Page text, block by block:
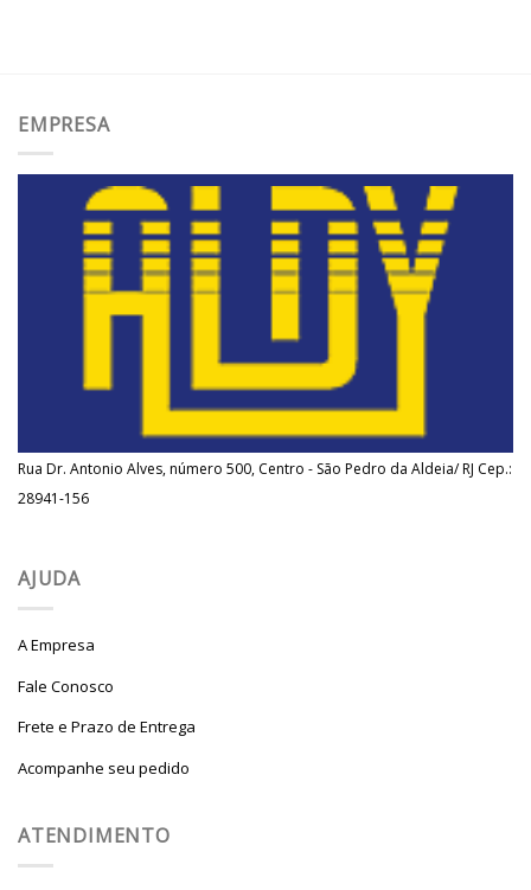
EMPRESA
Rua Dr. Antonio Alves, número 500, Centro - São Pedro da Aldeia/ RJ Cep.:
28941-156
AJUDA
A Empresa
Fale Conosco
Frete e Prazo de Entrega
Acompanhe seu pedido
ATENDIMENTO